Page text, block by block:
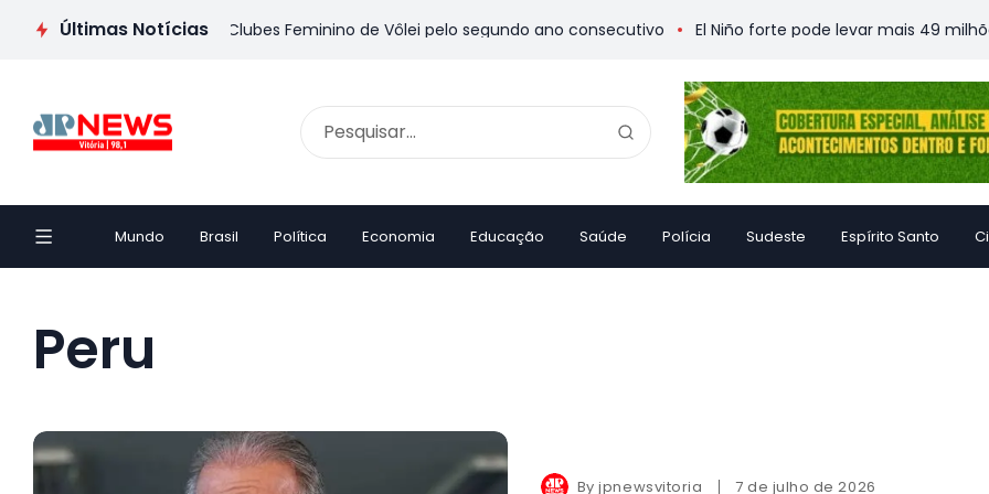
Últimas Notícias
será sede do Mundial de Clubes Feminino de Vôlei pelo segundo ano consecutivo El Niño forte pode levar mais 49 milhões
Mundo Brasil Política Economia Educação Saúde Polícia Sudeste Espírito Santo
Peru
Byjpnewsvitoria 7 de julho de 2026